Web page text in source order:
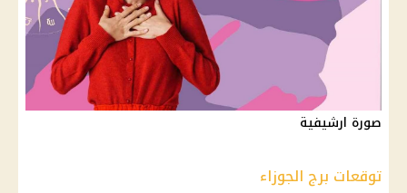
صورة ارشيفية
توقعات برج الجوزاء